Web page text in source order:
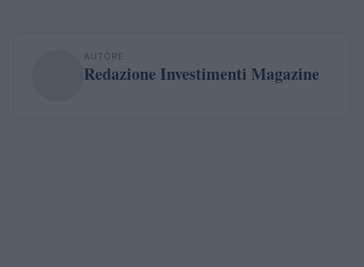
AUTORE
Redazione Investimenti Magazine